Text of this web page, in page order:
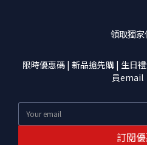
領取獨家
限時優惠碼 | 新品搶先購 | 生日
員email
訂閱